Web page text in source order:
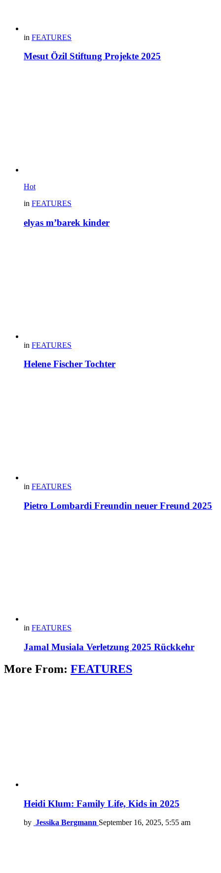
in FEATURES
Mesut Özil Stiftung Projekte 2025
Hot
in FEATURES
elyas m’barek kinder
in FEATURES
Helene Fischer Tochter
in FEATURES
Pietro Lombardi Freundin neuer Freund 2025
in FEATURES
Jamal Musiala Verletzung 2025 Rückkehr
More From: FEATURES
Heidi Klum: Family Life, Kids in 2025
by Jessika Bergmann September 16, 2025, 5:55 am